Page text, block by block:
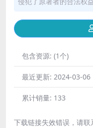
包含资源: (1个)
最近更新: 2024-03-06
累计销量: 133
下载链接失效错误，请